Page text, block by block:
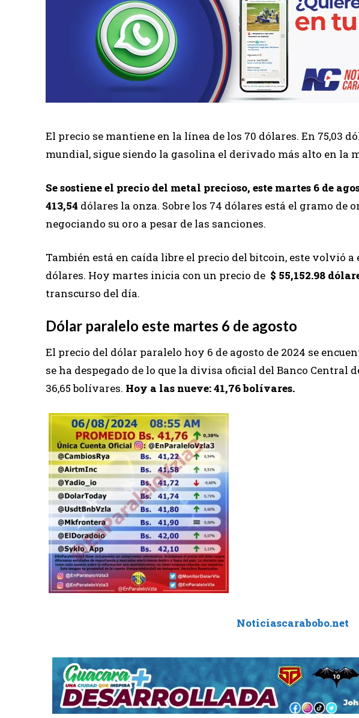
El precio se mantiene en la línea de los 70 dólares. En 75,03
mundial, sigue siendo la gasolina el derivado más alto en la
Se sostiene el precio del metal precioso, este martes 6 de
413,54 dólares la onza. Sobre los 74 dólares está el gramo de
negociando su oro a pesar de las sanciones.
También está en caída libre el precio del bitcoin, este volvió a
dólares. Hoy martes inicia con un precio de $ 55,152.98
transcurso del día.
Dólar paralelo este martes 6 de agosto
El precio del dólar paralelo hoy 6 de agosto de 2024 se
se ha despegado de lo que la divisa oficial del Banco Central
36,65 bolívares. Hoy a las nueve: 41,76 bolívares.
Noticiascarabobo.net